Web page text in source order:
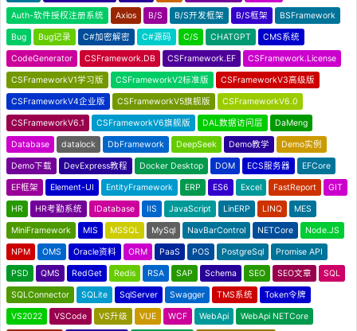
Auth-软件授权注册系统 Axios B/S B/S开发框架 B/S框架 BSFramework
Bug Bug记录 C#加密解密 C#源码 C/S CHATGPT CMS系统
CodeGenerator CSFramework.DB CSFramework.EF CSFramework.License
CSFrameworkV1学习版 CSFrameworkV2标准版 CSFrameworkV3高级版
CSFrameworkV4企业版 CSFrameworkV5旗舰版 CSFrameworkV6.0
CSFrameworkV6.1 CSFrameworkV6旗舰版 DAL数据访问层 DaMeng
Database datalock DbFramework DeepSeek Demo教学 Demo实例
Demo下载 DevExpress教程 Docker Desktop DOM ECS服务器 EFCore
EF框架 Element-UI EntityFramework ERP ES6 Excel FastReport GIT
HR HR考勤系统 IDatabase IIS JavaScript LinERP LINQ MES
MiniFramework MIS MSSQL MySql NavBarControl NETCore Node.JS
NPM OMS Oracle资料 ORM PaaS POS PostgreSql Promise API
PSD QMS RedGet Redis RSA SAP Schema SEO SEO文章 SQL
SQLConnector SQLite SqlServer Swagger TMS系统 Token令牌
VS2022 VSCode VS升级 VUE WCF WebApi WebApi NETCore